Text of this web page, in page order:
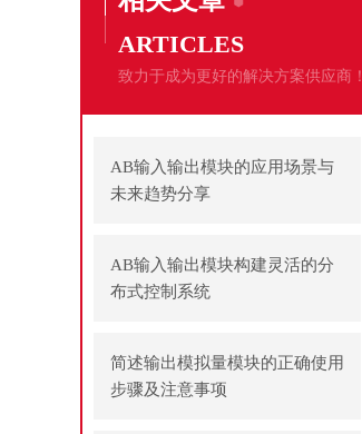
ARTICLES
致力于成为更好的解决方案供应商！
AB输入输出模块的应用场景与
未来趋势分享
AB输入输出模块构建灵活的分
布式控制系统
简述输出模拟量模块的正确使用
步骤及注意事项